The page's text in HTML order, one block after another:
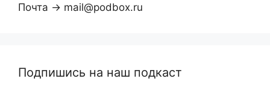
Почта → mail@podbox.ru
Подпишись на наш подкаст